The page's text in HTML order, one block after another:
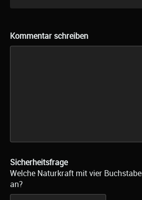
Kommentar schreiben
Sicherheitsfrage
Welche Naturkraft mit vier
an?